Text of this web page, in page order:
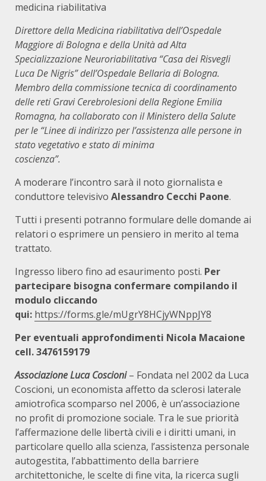
medicina riabilitativa
Direttore della Medicina riabilitativa dell’Ospedale
Maggiore di Bologna e della Unità ad Alta
Specializzazione Neuroriabilitativa “Casa dei Risvegli
Luca De Nigris” dell’Ospedale Bellaria di Bologna.
Membro della commissione tecnica di coordinamento
delle reti Gravi Cerebrolesioni della Regione Emilia
Romagna, ha collaborato con il Ministero della Salute
per le “Linee di indirizzo per l’assistenza alle persone in
stato vegetativo e stato di minima
coscienza”.
A moderare l’incontro sarà il noto giornalista e
conduttore televisivo Alessandro Cecchi Paone.
Tutti i presenti potranno formulare delle domande ai
relatori o esprimere un pensiero in merito al tema
trattato.
Ingresso libero fino ad esaurimento posti. Per
partecipare bisogna confermare compilando il
modulo cliccando
qui: https://forms.gle/mUgrY8HCjyWNppJY8
Per eventuali approfondimenti Nicola Macaione
cell. 3476159179
Associazione Luca Coscioni– Fondata nel 2002 da Luca
Coscioni, un economista affetto da sclerosi laterale
amiotrofica scomparso nel 2006, è un’associazione
no profit di promozione sociale. Tra le sue priorità
l’affermazione delle libertà civili e i diritti umani, in
particolare quello alla scienza, l’assistenza personale
autogestita, l’abbattimento della barriere
architettoniche, le scelte di fine vita, la ricerca sugli